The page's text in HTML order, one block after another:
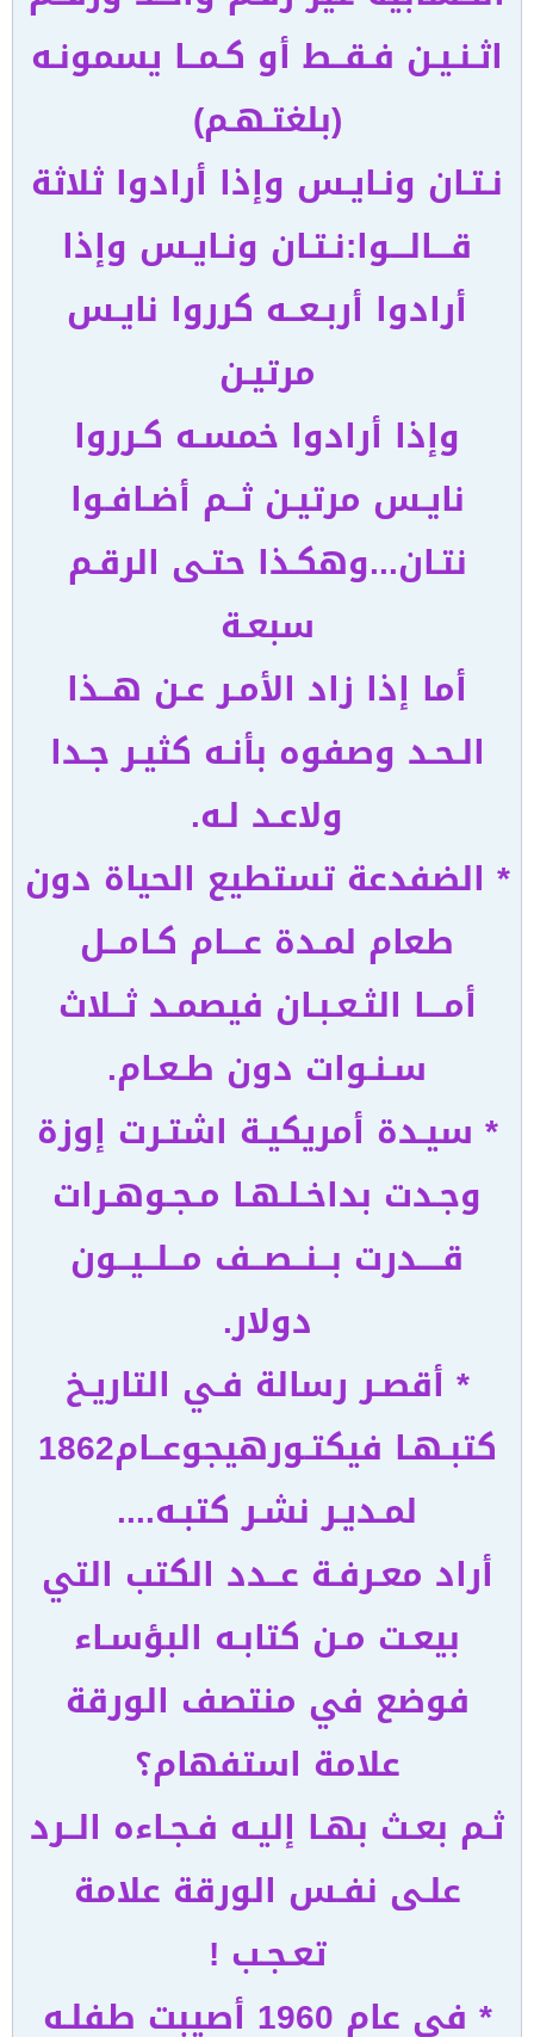
اثـنـيـن فـقــط أو كـمــا يسمونـه
(بلغتـهـم)
نـتـان ونـايـس وإذا أرادوا ثلاثة
قـــالـــوا:نـتـان ونـايـس وإذا
أرادوا أربـعــه كرروا نايـس
مرتيـن
وإذا أرادوا خمسـه كـرروا
نايـس مرتيـن ثــم أضـافـوا
نتـان...وهكـذا حتـى الرقـم
سبعـة
أما إذا زاد الأمـر عـن هــذا
الـحـد وصفوه بأنـه كثيـر جـدا
ولاعـد لـه.
* الضفدعة تستطيع الحياة دون
طعام لمـدة عـــام كـامــل
أمـــا الثـعـبـان فيصمـد ثــلاث
سـنـوات دون طـعـام.
* سيـدة أمريكيـة اشتـرت إوزة
وجـدت بداخـلـهـا مـجـوهـرات
قــــدرت بــنــصــف مــلــيــون
دولار.
* أقصـر رسالة فـي التاريـخ
كتبـهـا فيكتـورهيجوعــام1862
لمـديـر نشـر كتبـه....
أراد معـرفـة عــدد الكتب التي
بيعـت مـن كتابـه البؤسـاء
فوضع في منتصف الورقة
علامة استفهام؟
ثـم بعـث بهـا إليـه فـجـاءه الــرد
علـى نفـس الورقة علامة
تعـجـب !
* في عام 1960 أصيبت طفلـه